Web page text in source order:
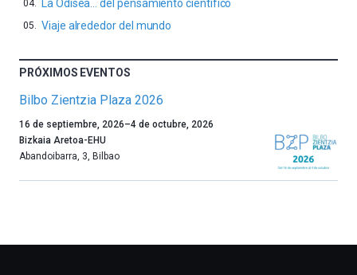
La Odisea… del pensamiento científico
Viaje alrededor del mundo
PRÓXIMOS EVENTOS
Bilbo Zientzia Plaza 2026
Un
año
más,
16 de septiembre, 2026–4 de octubre, 2026
Bizkaia Aretoa-EHU
Abandoibarra, 3, Bilbao